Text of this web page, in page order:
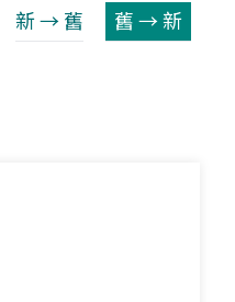
新 → 舊 舊 → 新